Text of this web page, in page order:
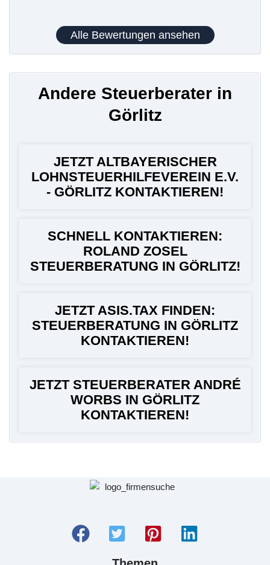
Alle Bewertungen ansehen
Andere Steuerberater in
Görlitz
JETZT ALTBAYERISCHER
LOHNSTEUERHILFEVEREIN E.V.
- GÖRLITZ KONTAKTIEREN!
SCHNELL KONTAKTIEREN:
ROLAND ZOSEL
STEUERBERATUNG IN GÖRLITZ!
JETZT ASIS.TAX FINDEN:
STEUERBERATUNG IN GÖRLITZ
KONTAKTIEREN!
JETZT STEUERBERATER ANDRÉ
WORBS IN GÖRLITZ
KONTAKTIEREN!